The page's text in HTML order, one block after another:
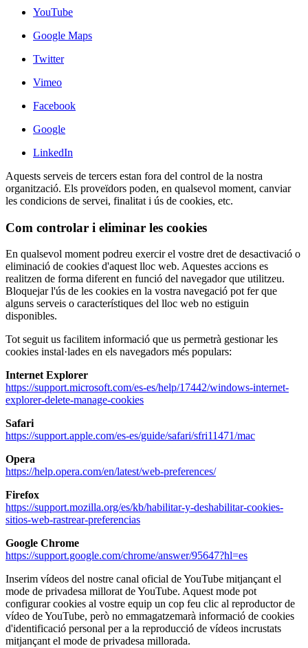
YouTube
Google Maps
Twitter
Vimeo
Facebook
Google
LinkedIn
Aquests serveis de tercers estan fora del control de la nostra
organització. Els proveïdors poden, en qualsevol moment, canviar
les condicions de servei, finalitat i ús de cookies, etc.
Com controlar i eliminar les cookies
En qualsevol moment podreu exercir el vostre dret de desactivació o
eliminació de cookies d'aquest lloc web. Aquestes accions es
realitzen de forma diferent en funció del navegador que utilitzeu.
Bloquejar l'ús de les cookies en la vostra navegació pot fer que
alguns serveis o característiques del lloc web no estiguin
disponibles.
Tot seguit us facilitem informació que us permetrà gestionar les
cookies instal·lades en els navegadors més populars:
Internet Explorer
https://support.microsoft.com/es-es/help/17442/windows-internet-
explorer-delete-manage-cookies
Safari
https://support.apple.com/es-es/guide/safari/sfri11471/mac
Opera
https://help.opera.com/en/latest/web-preferences/
Firefox
https://support.mozilla.org/es/kb/habilitar-y-deshabilitar-cookies-
sitios-web-rastrear-preferencias
Google Chrome
https://support.google.com/chrome/answer/95647?hl=es
Inserim vídeos del nostre canal oficial de YouTube mitjançant el
mode de privadesa millorat de YouTube. Aquest mode pot
configurar cookies al vostre equip un cop feu clic al reproductor de
vídeo de YouTube, però no emmagatzemarà informació de cookies
d'identificació personal per a la reproducció de vídeos incrustats
mitjançant el mode de privadesa millorada.